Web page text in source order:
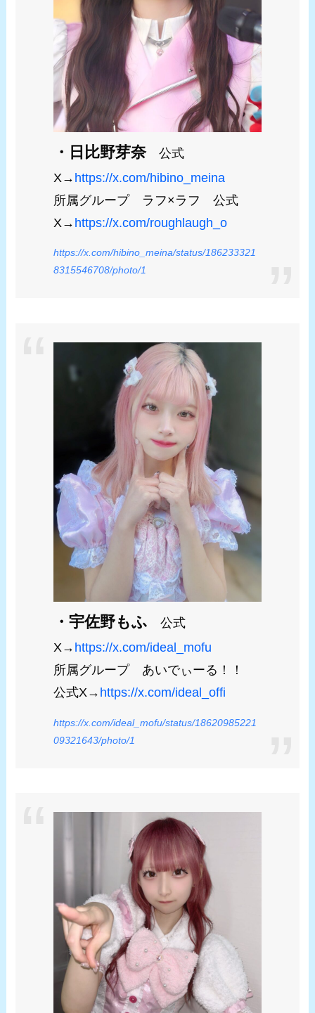
・日比野芽奈公式
X→ https://x.com/hibino_meina
所属グループ ラフ×ラフ 公式
X→ https://x.com/roughlaugh_o
https://x.com/hibino_meina/status/186233321
8315546708/photo/1
・宇佐野もふ 公式
X→ https://x.com/ideal_mofu
所属グループ あいでぃーる！！
公式X→ https://x.com/ideal_offi
https://x.com/ideal_mofu/status/18620985221
09321643/photo/1